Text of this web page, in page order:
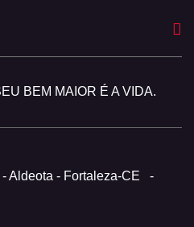
BEM MAIOR É A VIDA.
Aldeota - Fortaleza-CE
-